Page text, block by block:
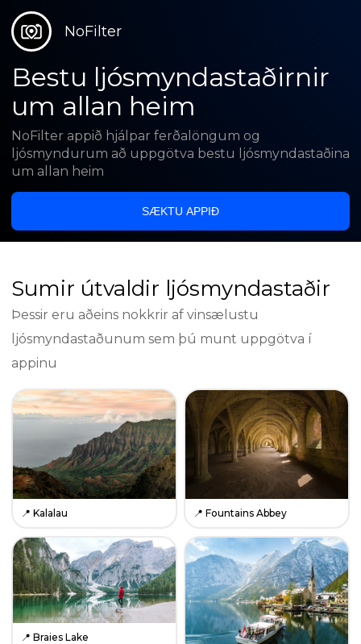
NoFilter
Bestu ljósmyndastaðirnir
um allan heim
NoFilter appið hjálpar ferðalöngum og
ljósmyndurum að uppgötva bestu ljósmyndastaðina
um allan heim
SÆKTU APPIÐ
Sumir útvaldir ljósmyndastaðir
Þessir eru aðeins nokkrir af vinsælustu
ljósmyndastaðunum sem þú munt uppgötva í
appinu
📍 Kalalau 📍 Fountains Abbey
📍 Braies Lake